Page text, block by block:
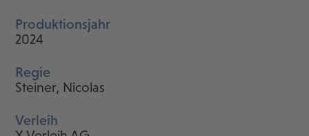
Produktionsjahr
2024
Regie
Steiner, Nicolas
Verleih